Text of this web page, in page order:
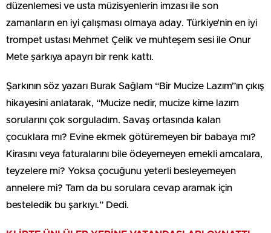
düzenlemesi ve usta müzisyenlerin imzası ile son
zamanların en iyi çalışması olmaya aday. Türkiye’nin en iyi
trompet ustası Mehmet Çelik ve muhteşem sesi ile Onur
Mete şarkıya apayrı bir renk kattı.
Şarkının söz yazarı Burak Sağlam “Bir Mucize Lazım”ın çıkış
hikayesini anlatarak, “Mucize nedir, mucize kime lazım
sorularını çok sorguladım. Savaş ortasında kalan
çocuklara mı? Evine ekmek götüremeyen bir babaya mı?
Kirasını veya faturalarını bile ödeyemeyen emekli amcalara,
teyzelere mi? Yoksa çocuğunu yeterli besleyemeyen
annelere mi? Tam da bu sorulara cevap aramak için
besteledik bu şarkıyı.” Dedi.